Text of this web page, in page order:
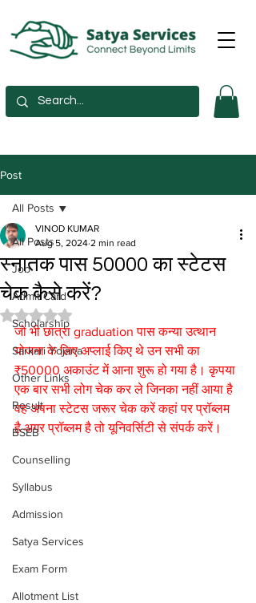
Post
All Posts
Job
Admit Card
Scholarship
Sarkari Yojana
Other Links
Result
BSEB
Counselling
Syllabus
Admission
Satya Services
Exam Form
Allotment List
All Posts
स्नातक पास 50000 का स्टेटस
चेक कैसे करें?
VINOD KUMAR
Aug 5, 2024 2 min read
Rated NaN out of 5 stars.
जो भी छात्रा graduation पास कन्या उत्थान
योजना के लिए अप्लाई किए थे उन सभी का
₹50000 अकाउंट में आना शुरू हो गया है। कृपया
एक बार सभी लोग चेक कर ले जिनका नहीं आया है
वह अपना स्टेटस जरूर चेक करें कहां पर प्रॉब्लम
है अगर प्रॉब्लम है तो यूनिवर्सिटी से संपर्क करें।